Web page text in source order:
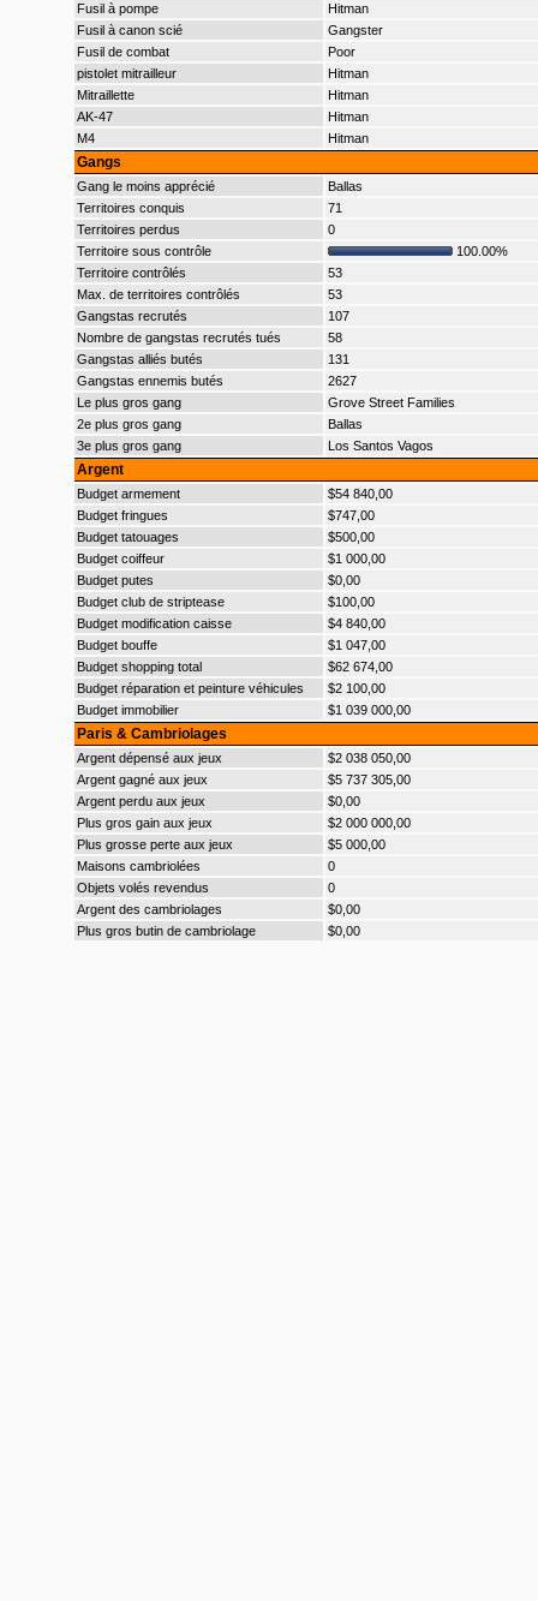
Fusil à pompe
Hitman
Fusil à canon scié
Gangster
Fusil de combat
Poor
pistolet mitrailleur
Hitman
Mitraillette
Hitman
AK-47
Hitman
M4
Hitman
Gangs
Gang le moins apprécié
Ballas
Territoires conquis
71
Territoires perdus
0
Territoire sous contrôle
100.00%
Territoire contrôlés
53
Max. de territoires contrôlés
53
Gangstas recrutés
107
Nombre de gangstas recrutés tués
58
Gangstas alliés butés
131
Gangstas ennemis butés
2627
Le plus gros gang
Grove Street Families
2e plus gros gang
Ballas
3e plus gros gang
Los Santos Vagos
Argent
Budget armement
$54 840,00
Budget fringues
$747,00
Budget tatouages
$500,00
Budget coiffeur
$1 000,00
Budget putes
$0,00
Budget club de striptease
$100,00
Budget modification caisse
$4 840,00
Budget bouffe
$1 047,00
Budget shopping total
$62 674,00
Budget réparation et peinture véhicules
$2 100,00
Budget immobilier
$1 039 000,00
Paris & Cambriolages
Argent dépensé aux jeux
$2 038 050,00
Argent gagné aux jeux
$5 737 305,00
Argent perdu aux jeux
$0,00
Plus gros gain aux jeux
$2 000 000,00
Plus grosse perte aux jeux
$5 000,00
Maisons cambriolées
0
Objets volés revendus
0
Argent des cambriolages
$0,00
Plus gros butin de cambriolage
$0,00